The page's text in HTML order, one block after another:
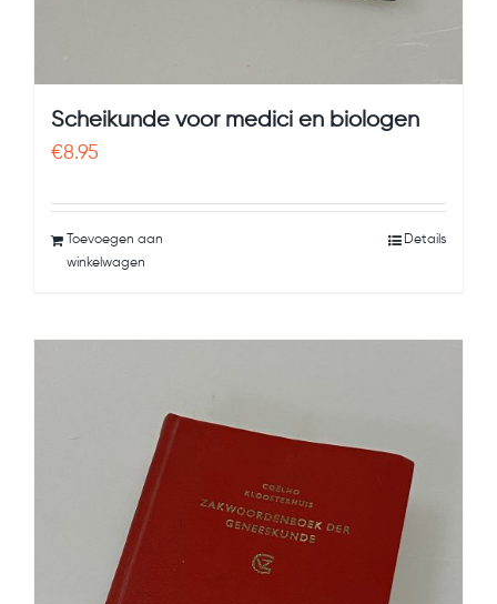
Scheikunde voor medici en biologen
€8.95
Toevoegen aan
winkelwagen
Details